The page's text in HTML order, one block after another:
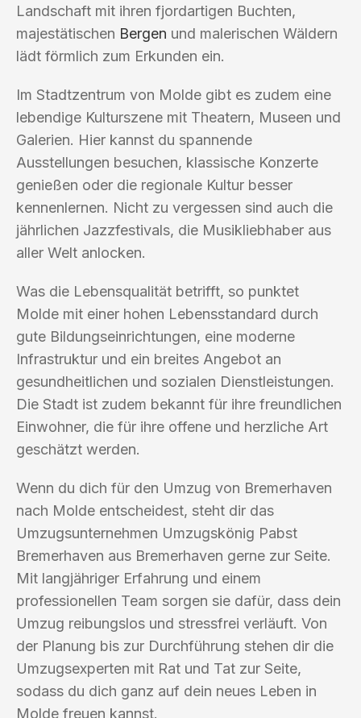
Landschaft mit ihren fjordartigen Buchten,
majestätischen Bergen und malerischen Wäldern
lädt förmlich zum Erkunden ein.
Im Stadtzentrum von Molde gibt es zudem eine
lebendige Kulturszene mit Theatern, Museen und
Galerien. Hier kannst du spannende
Ausstellungen besuchen, klassische Konzerte
genießen oder die regionale Kultur besser
kennenlernen. Nicht zu vergessen sind auch die
jährlichen Jazzfestivals, die Musikliebhaber aus
aller Welt anlocken.
Was die Lebensqualität betrifft, so punktet
Molde mit einer hohen Lebensstandard durch
gute Bildungseinrichtungen, eine moderne
Infrastruktur und ein breites Angebot an
gesundheitlichen und sozialen Dienstleistungen.
Die Stadt ist zudem bekannt für ihre freundlichen
Einwohner, die für ihre offene und herzliche Art
geschätzt werden.
Wenn du dich für den Umzug von Bremerhaven
nach Molde entscheidest, steht dir das
Umzugsunternehmen Umzugskönig Pabst
Bremerhaven aus Bremerhaven gerne zur Seite.
Mit langjähriger Erfahrung und einem
professionellen Team sorgen sie dafür, dass dein
Umzug reibungslos und stressfrei verläuft. Von
der Planung bis zur Durchführung stehen dir die
Umzugsexperten mit Rat und Tat zur Seite,
sodass du dich ganz auf dein neues Leben in
Molde freuen kannst.